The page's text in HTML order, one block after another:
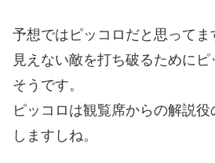
予想ではピッコロだと思ってま
見えない敵を打ち破るためにピ
そうです。
ピッコロは観覧席からの解説
しますしね。